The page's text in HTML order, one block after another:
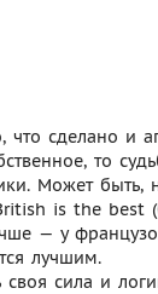
что сделано и
то
Может
is the
— у
лучшим.
сила и